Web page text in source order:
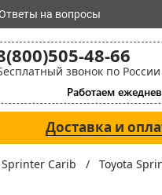
на вопросы
48-66
звонок по России
Работаем
Доставка и
Sprinter Carib / Toyota